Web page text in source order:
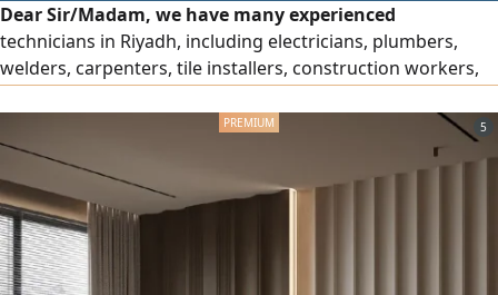
Dear Sir/Madam, we have many experienced
technicians in Riyadh, including electricians, plumbers,
welders, carpenters, tile installers, construction workers,
experience and high efficiency, and they are available in
Riyadh under sponsorship transfer. For inquiries, please
contact me.
5